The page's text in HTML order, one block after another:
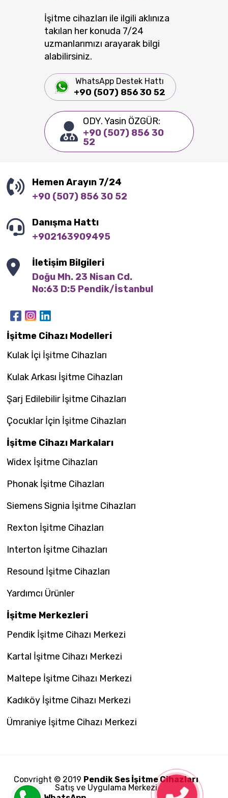
İşitme cihazları ile ilgili aklınıza
takılan her konuda 7/24
uzmanlarımızı arayarak bilgi
alabilirsiniz.
WhatsApp Destek Hattı
+90 (507) 856 30 52
ODY. Yasin ÖZGÜR:
+90 (507) 856 30
52
Hemen Arayın 7/24
+90 (507) 856 30 52
Danışma Hattı
+902163909495
İletişim Bilgileri
Doğu Mh. 23 Nisan Cd.
No:63 D:5 Pendik/İstanbul
İşitme Cihazı Modelleri
Kulak İçi İşitme Cihazları
Kulak Arkası İşitme Cihazları
Şarj Edilebilir İşitme Cihazları
Çocuklar İçin İşitme Cihazları
İşitme Cihazı Markaları
Widex İşitme Cihazları
Phonak İşitme Cihazları
Siemens Signia İşitme Cihazları
Rexton İşitme Cihazları
Interton İşitme Cihazları
Resound İşitme Cihazları
Yardımcı Ürünler
İşitme Merkezleri
Pendik İşitme Cihazı Merkezi
Kartal İşitme Cihazı Merkezi
Maltepe İşitme Cihazı Merkezi
Kadıköy İşitme Cihazı Merkezi
Ümraniye İşitme Cihazı Merkezi
Copyright © 2019 Pendik Ses İşitme Cihazları
Satış ve Uygulama Merkezi